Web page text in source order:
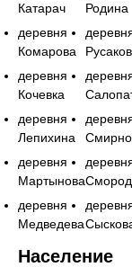
Катарач
деревня
Комарова
деревня
Кочевка
деревня
Лепихина
деревня
Мартынова
деревня
Медведева
Родина
Население